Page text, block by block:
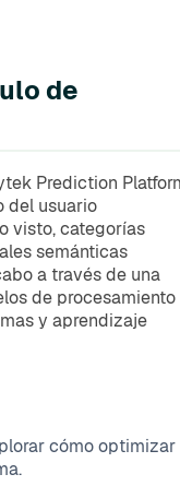
de
Prediction
del usuario
visto, categorías
semánticas
a través de una
de procesamiento
y aprendizaje
cómo optimizar